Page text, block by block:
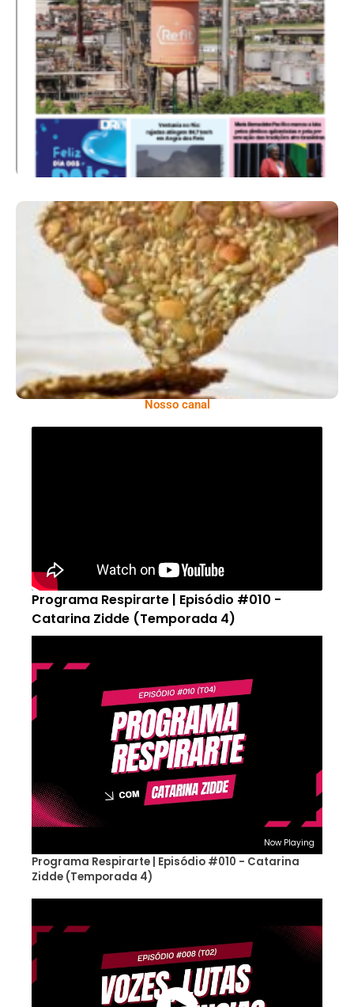
Ano X – Número 367 08 A 14 De Agosto De
2026
Comer Bem: Cracker De Sementes
Nosso canal
Programa Respirarte | Episódio #010 -
Catarina Zidde (Temporada 4)
Now Playing
Programa Respirarte | Episódio #010 - Catarina
Zidde (Temporada 4)